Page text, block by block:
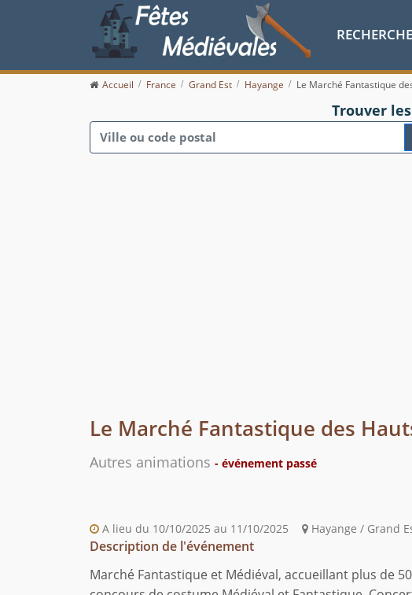
RECHERCHE
Accueil France Grand Est Hayange Le Marché Fantastique
Trouver
Le Marché Fantastique des
Autres animations - événement passé
A lieu du 10/10/2025 au 11/10/2025 Hayange / Grand
Description de l'événement
Marché Fantastique et Médiéval, accueillant plus de